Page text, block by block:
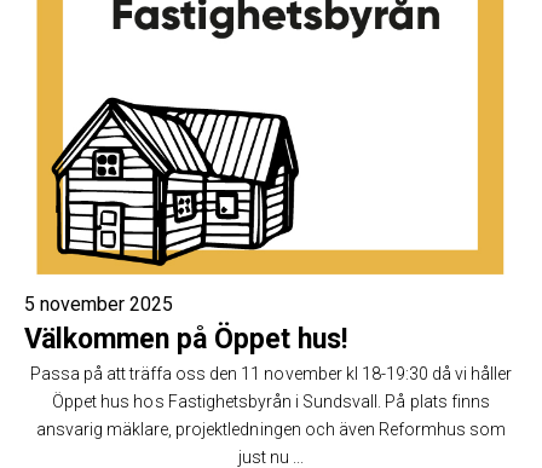
5 november 2025
Välkommen på Öppet hus!
Passa på att träffa oss den 11 november kl 18-19:30 då vi håller
Öppet hus hos Fastighetsbyrån i Sundsvall. På plats finns
ansvarig mäklare, projektledningen och även Reformhus som
just nu ...